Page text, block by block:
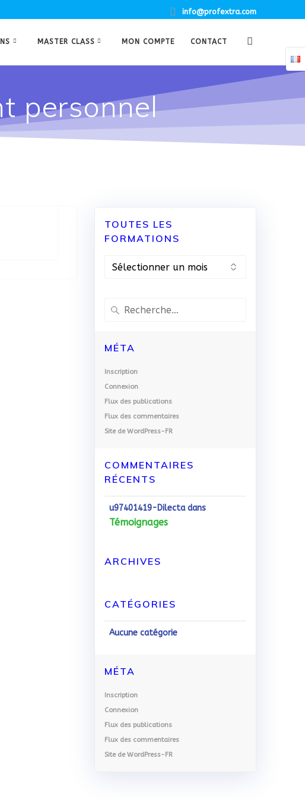
info@profextra.com
MASTER CLASS MON COMPTE CONTACT
personnel
TOUTES LES
FORMATIONS
TOUTES
Recherche
MÉTA
Inscription
Connexion
Flux des publications
Flux des commentaires
Site de WordPress-FR
COMMENTAIRES
RÉCENTS
u97401419-Dilectadans
Témoignages
ARCHIVES
CATÉGORIES
Aucune catégorie
MÉTA
Inscription
Connexion
Flux des publications
Flux des commentaires
Site de WordPress-FR